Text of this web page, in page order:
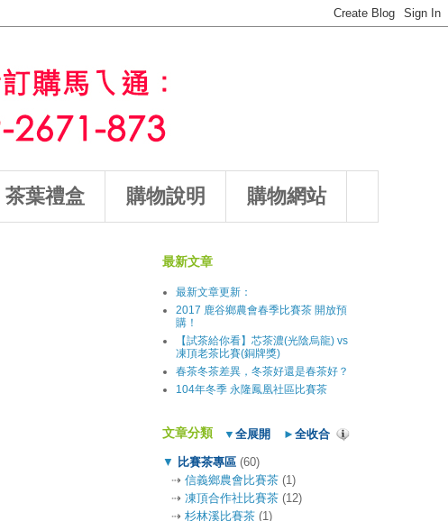
茶葉禮盒 購物說明 購物網站
最新文章
最新文章更新：
2017 鹿谷鄉農會春季比賽茶 開放預
購！
【試茶給你看】芯茶濃(光陰烏龍) vs
凍頂老茶比賽(銅牌獎)
春茶冬茶差異，冬茶好還是春茶好？
104年冬季 永隆鳳凰社區比賽茶
▼ 全展開 ► 全收合
文章分類
▼ 比賽茶專區 (60)
⇢ 信義鄉農會比賽茶 (1)
⇢ 凍頂合作社比賽茶 (12)
⇢ 杉林溪比賽茶 (1)